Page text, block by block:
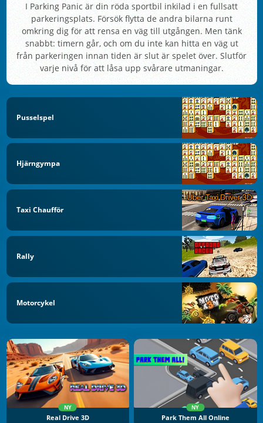
I Parking Panic är din röda sportbil inkilad i en fullsatt
parkeringsplats. Försök flytta de andra bilarna runt
omkring dig för att rensa en väg till utgången. Men tänk
snabbt: timern går, och om du inte kan hitta en väg ut
från parkeringen innan tiden är slut är spelet över. Slutför
varje nivå för att låsa upp svårare utmaningar.
Pusselspel
Hjärngympa
Taxi Chaufför
Rally
Motorcykel
NY
Real Drive 3D
NY
Park Them All Online